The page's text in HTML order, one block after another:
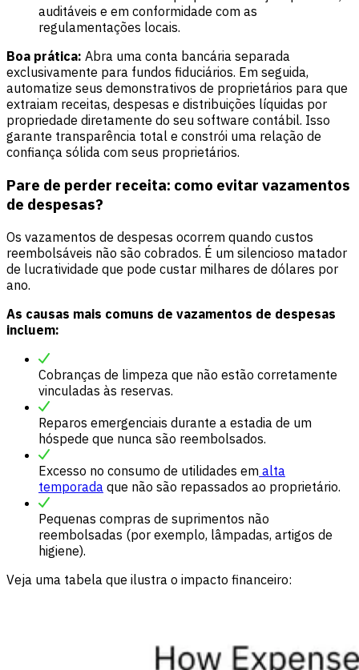
auditáveis e em conformidade com as
regulamentações locais.
Boa prática: Abra uma conta bancária separada
exclusivamente para fundos fiduciários. Em seguida,
automatize seus demonstrativos de proprietários para que
extraiam receitas, despesas e distribuições líquidas por
propriedade diretamente do seu software contábil. Isso
garante transparência total e constrói uma relação de
confiança sólida com seus proprietários.
Pare de perder receita: como evitar vazamentos
de despesas?
Os vazamentos de despesas ocorrem quando custos
reembolsáveis não são cobrados. É um silencioso matador
de lucratividade que pode custar milhares de dólares por
ano.
As causas mais comuns de vazamentos de despesas
incluem:
Cobranças de limpeza que não estão corretamente
vinculadas às reservas.
Reparos emergenciais durante a estadia de um
hóspede que nunca são reembolsados.
Excesso no consumo de utilidades em alta
temporada que não são repassados ao proprietário.
Pequenas compras de suprimentos não
reembolsadas (por exemplo, lâmpadas, artigos de
higiene).
Veja uma tabela que ilustra o impacto financeiro: